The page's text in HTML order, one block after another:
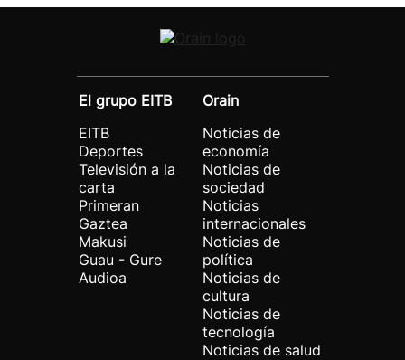
El grupo EITB
EITB
Deportes
Televisión a la
carta
Primeran
Gaztea
Makusi
Guau - Gure
Audioa
Orain
Noticias de
economía
Noticias de
sociedad
Noticias
internacionales
Noticias de
política
Noticias de
cultura
Noticias de
tecnología
Noticias de salud